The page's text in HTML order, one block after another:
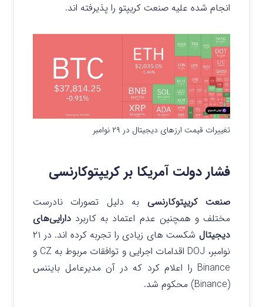
انجام شده علیه صنعت کریپتو را پذیرفته اند.
تغییرات قیمت ارزهای دیجیتال در ۲۹ نوامبر
فشار دولت آمریکا بر کریپتوکارنسی
صنعت کریپتوکارنسی به دلیل تصورات نادرست
مختلف و همچنین عدم اعتماد به کاربرد دارایی‌های
دیجیتالشکست های زیادی را تجربه کرده اند.
در ۲۱
نوامبر، DOJ اقدامات اجرایی و توافقات مربوط به CZ و
Binance را اعلام کرد که در آن مدیرعامل بایننس
(Binance) محکوم شد.